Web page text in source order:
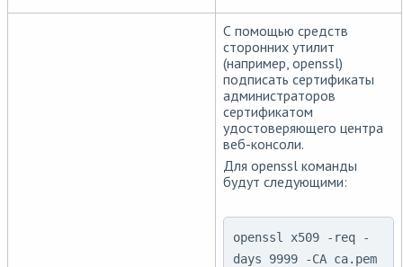
С помощью средств
сторонних утилит
(например, openssl)
подписать сертификаты
администраторов
сертификатом
удостоверяющего центра
веб-консоли.
Для openssl команды
будут следующими:
openssl x509 -req -
days 9999 -CA ca.pem